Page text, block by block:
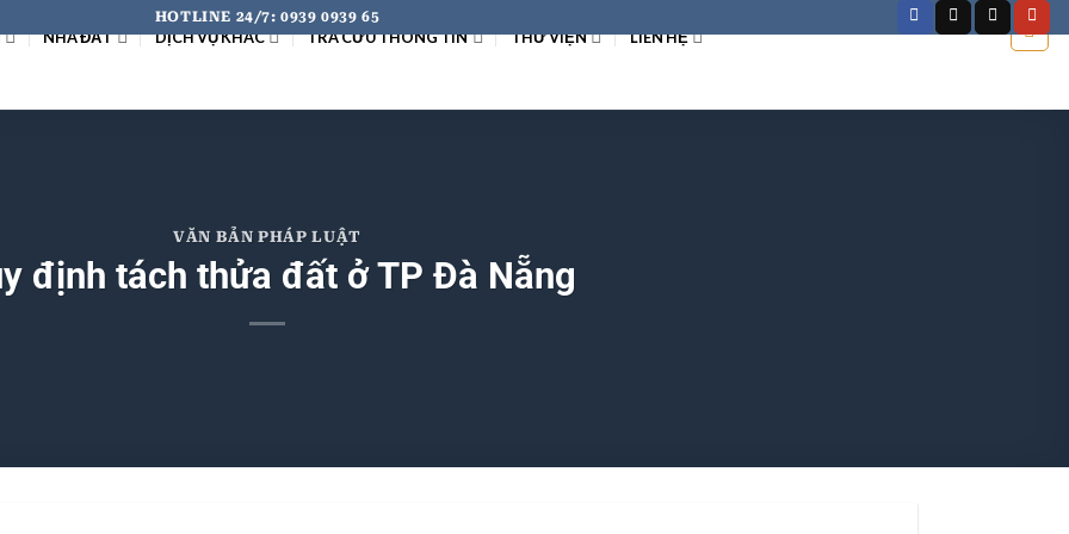
HOTLINE 24/7: 0939 0939 65
NHÀ ĐẤT DỊCH VỤ KHÁC TRA CỨU THÔNG TIN THƯ VIỆN LIÊN HỆ
VĂN BẢN PHÁP LUẬT
định tách thửa đất ở TP Đà Nẵng